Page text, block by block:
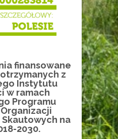
i daje
służby.
w zbiórce darów –
od siebie lub
12
WRZ
finansowane
z
Instytutu
w ramach
Programu
na
2030.